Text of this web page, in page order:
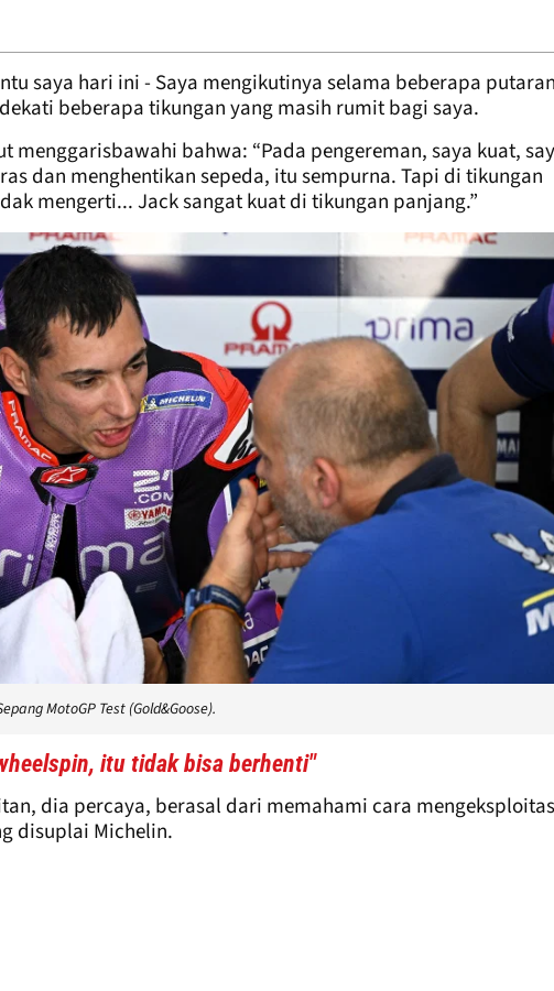
saya hari ini - Saya mengikutinya selama beberapa
beberapa tikungan yang masih rumit bagi saya.
menggarisbawahi bahwa: “Pada pengereman, saya kuat,
dan menghentikan sepeda, itu sempurna. Tapi di tikungan
mengerti... Jack sangat kuat di tikungan panjang.”
MotoGP Test (Gold&Goose).
itu tidak bisa berhenti"
dia percaya, berasal dari memahami cara
disuplai Michelin.